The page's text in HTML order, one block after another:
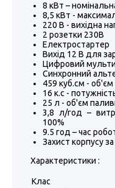
8 кВт –
8,5 кВт -
220 В - вихідна
2 розетки 230В
Електростартер
Вихід 12 В для
Цифровий
Синхронний
459 куб.см - об'єм
16 к.с -
25 л - об'єм
3,8 л/год –
100%
9.5 год – час
Захист корпусу
Характеристики :
Клас